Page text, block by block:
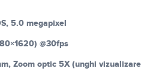
5.0 megapixel
@30fps
Zoom optic 5X (unghi vizualizare